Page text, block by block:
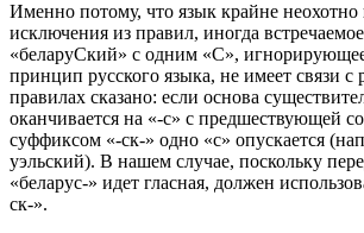
Именно потому, что язык крайне
исключения из правил, иногда
«беларуСкий» с одним «С»,
принцип русского языка, не имеет связи с
правилах сказано: если основа
оканчивается на «-с» с предшествующей
суффиксом «-ск-» одно «с» опускается
уэльский). В нашем случае, поскольку
«беларус-» идет гласная, должен
ск-».